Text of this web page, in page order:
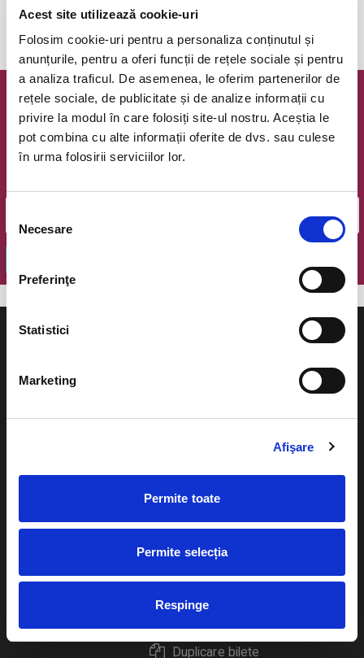
Acest site utilizează cookie-uri
Folosim cookie-uri pentru a personaliza conținutul și
anunțurile, pentru a oferi funcții de rețele sociale și pentru
a analiza traficul. De asemenea, le oferim partenerilor de
rețele sociale, de publicitate și de analize informații cu
privire la modul în care folosiți site-ul nostru. Aceștia le
pot combina cu alte informații oferite de dvs. sau culese
în urma folosirii serviciilor lor.
consimțământului
Necesare
Preferinţe
Statistici
Marketing
Afişare
Permite toate
Permite selecția
Respinge
Evenimentul a expirat.
Newsletter @ Bilete.ro
Oferte exclusive si o editie saptamanala cu cele mai noi
evenimente.
Cum comand bilete?
eBilet printat acasa
Returnare bilete
Duplicare bilete
Pentru copii
Diverse